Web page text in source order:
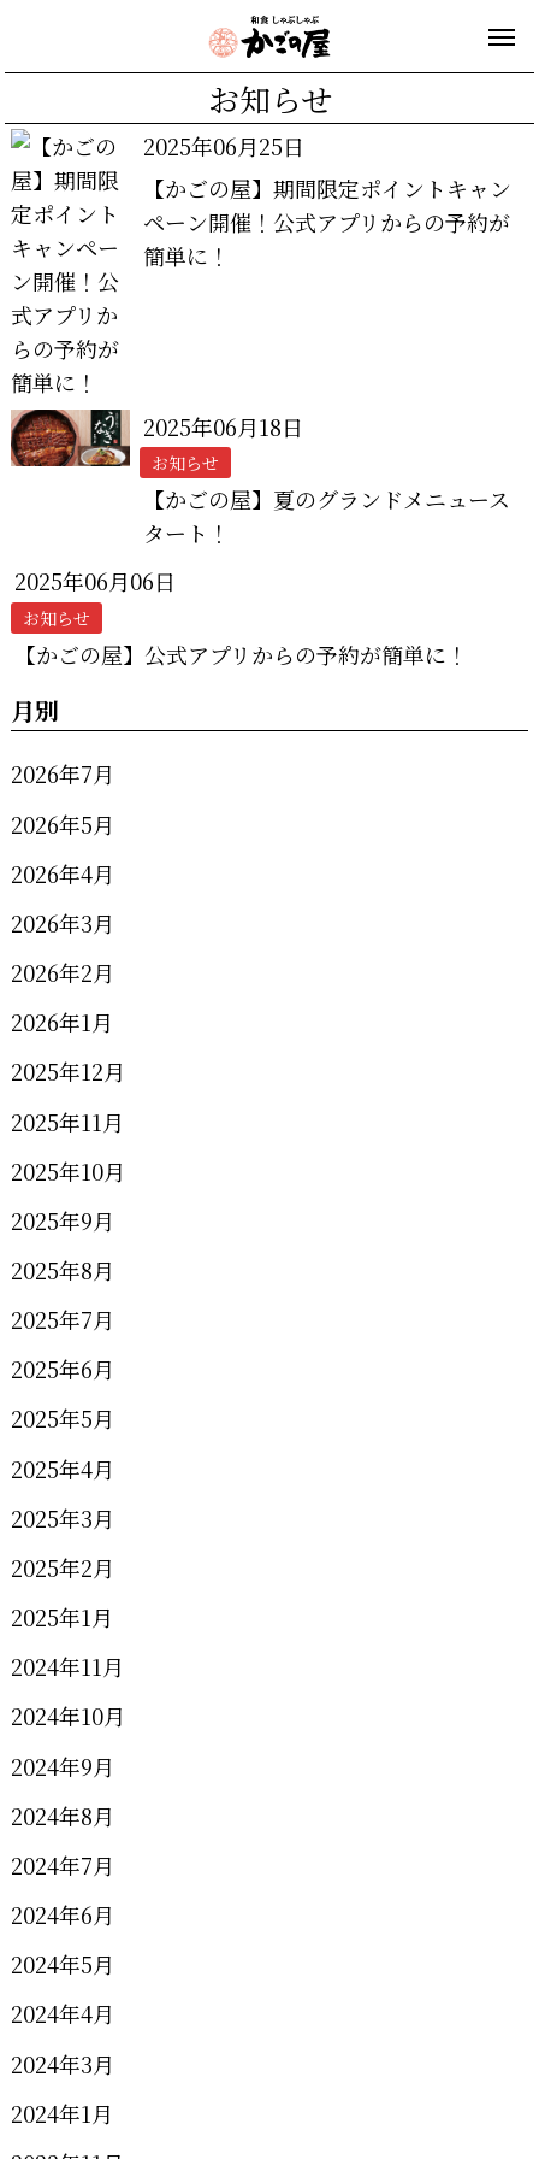
お知らせ
2025年06月25日
【かごの屋】期間限定ポイントキャン
ペーン開催！公式アプリからの予約が
簡単に！
2025年06月18日
お知らせ
【かごの屋】夏のグランドメニュース
タート！
2025年06月06日
お知らせ
【かごの屋】公式アプリからの予約が簡単に！
月別
2026年7月
2026年5月
2026年4月
2026年3月
2026年2月
2026年1月
2025年12月
2025年11月
2025年10月
2025年9月
2025年8月
2025年7月
2025年6月
2025年5月
2025年4月
2025年3月
2025年2月
2025年1月
2024年11月
2024年10月
2024年9月
2024年8月
2024年7月
2024年6月
2024年5月
2024年4月
2024年3月
2024年1月